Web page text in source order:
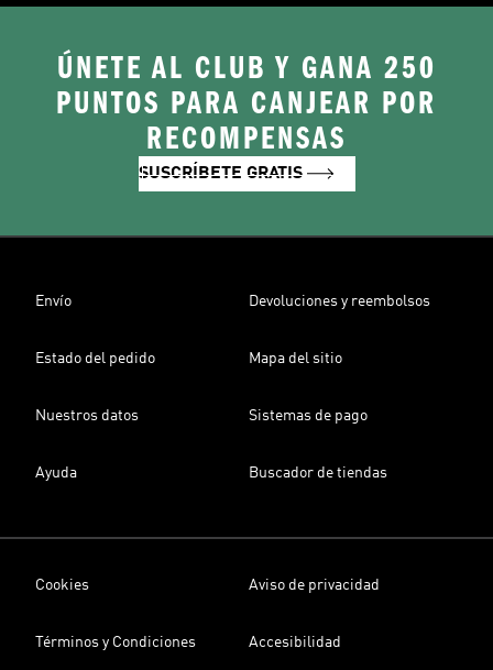
ÚNETE AL CLUB Y GANA 250
PUNTOS PARA CANJEAR POR
RECOMPENSAS
SUSCRÍBETE GRATIS
Envío Devoluciones y reembolsos
Estado del pedido Mapa del sitio
Nuestros datos Sistemas de pago
Ayuda Buscador de tiendas
Cookies Aviso de privacidad
Términos y Condiciones Accesibilidad